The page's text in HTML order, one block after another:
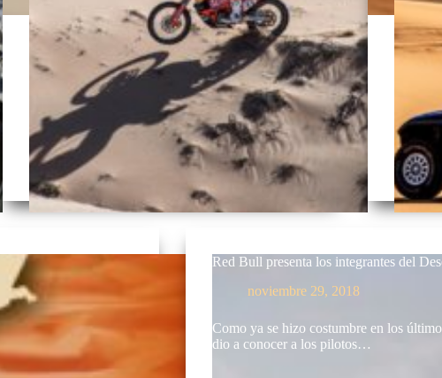
Red Bull presenta los integrantes del
noviembre 29, 2018
Como ya se hizo costumbre en los
dio a conocer a los pilotos…